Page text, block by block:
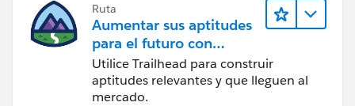
Ruta
Aumentar sus aptitudes
para el futuro con
Trailhead
Utilice Trailhead para construir
aptitudes relevantes y que lleguen al
mercado.